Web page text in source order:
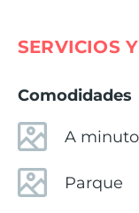
SERVICIOS
Comodidades
A
Parque